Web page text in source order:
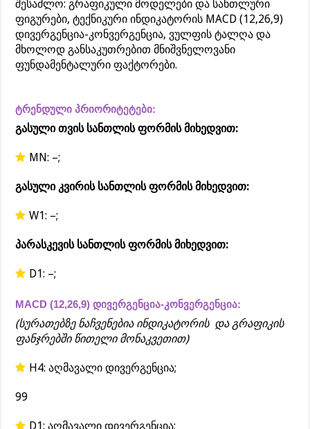
შესაძლო: გრაფიკული მოდელები და სანთლური
ფიგურები, ტექნიკური ინდიკატორის MACD (12,26,9)
დივერგენცია-კონვერგენცია, ვულფის ტალღა და
მხოლოდ განსაკუთრებით მნიშვნელოვანი
ფუნდამენტალური ფაქტორები.
ტრენდული პრიორიტეტები:
გასული თვის სანთლის ფორმის მიხედვით:
MN: –;
გასული კვირის სანთლის ფორმის მიხედვით:
W1: –;
პარასკევის სანთლის ფორმის მიხედვით:
D1: –;
MACD (12,26,9) დივერგენცია-კონვერგენცია:
(სურათებზე ნაჩვენებია ინდიკატორის და გრაფიკის
ფანჯრებში წითელი მონაკვეთით)
H4: აღმავალი დივერგენცია;
99
D1: აღმავალი დივერგენცია;